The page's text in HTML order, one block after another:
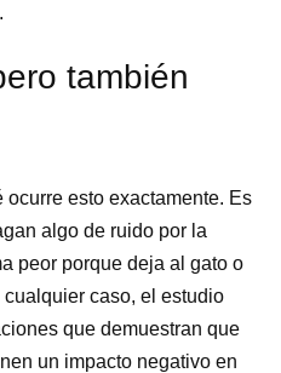
también
esto exactamente. Es
algo de ruido por la
peor porque deja al gato o
caso, el estudio
que demuestran que
un impacto negativo en